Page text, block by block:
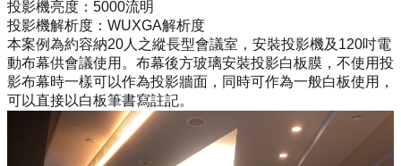
投影機亮度： 5000流明
投影機解析度： WUXGA解析度
本案例為約容納20人之縱長型會議室，安裝投影機及120吋電
動布幕供會議使用。布幕後方玻璃安裝投影白板膜，不使用投
影布幕時一樣可以作為投影牆面，同時可作為一般白板使用，
可以直接以白板筆書寫註記。